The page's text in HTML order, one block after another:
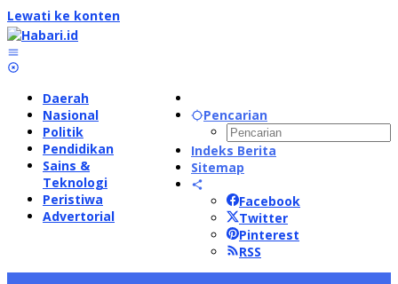
Lewati ke konten
Pencarian
Indeks Berita
Sitemap
Facebook
Twitter
Pinterest
RSS
Daerah
Nasional
Politik
Pendidikan
Sains &
Teknologi
Peristiwa
Advertorial